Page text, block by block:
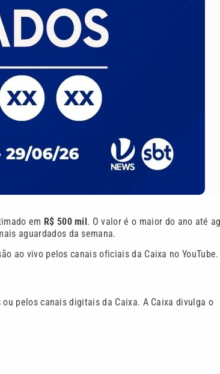
em R$ 500 mil. O valor é o maior do ano até
aguardados da semana.
ao vivo pelos canais oficiais da Caixa no YouTube.
pelos canais digitais da Caixa. A Caixa divulga o